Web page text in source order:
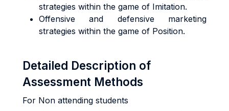
strategies within the game of Imitation.
Offensive and defensive marketing
strategies within the game of Position.
Detailed Description of
Assessment Methods
For Non attending students